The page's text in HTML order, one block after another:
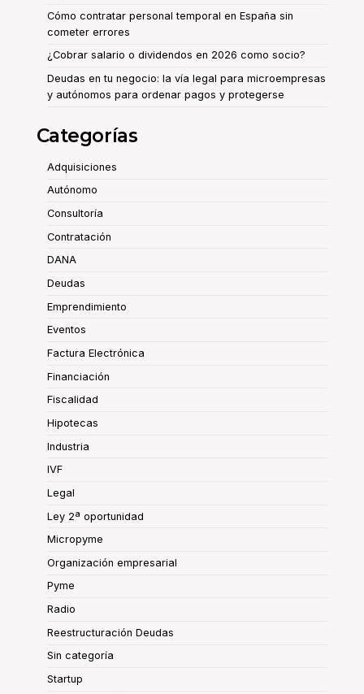
Cómo contratar personal temporal en España sin
cometer errores
¿Cobrar salario o dividendos en 2026 como socio?
Deudas en tu negocio: la vía legal para microempresas
y autónomos para ordenar pagos y protegerse
Categorías
Adquisiciones
Autónomo
Consultoría
Contratación
DANA
Deudas
Emprendimiento
Eventos
Factura Electrónica
Financiación
Fiscalidad
Hipotecas
Industria
IVF
Legal
Ley 2ª oportunidad
Micropyme
Organización empresarial
Pyme
Radio
Reestructuración Deudas
Sin categoría
Startup